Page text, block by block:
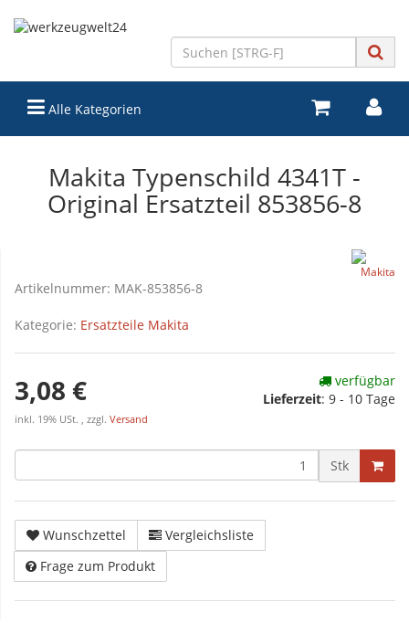
Alle Kategorien
Makita Typenschild 4341T -
Original Ersatzteil 853856-8
Artikelnummer: MAK-853856-8
Kategorie: Ersatzteile Makita
3,08 €
inkl. 19% USt. , zzgl. Versand
verfügbar
Lieferzeit: 9 - 10 Tage
Stk
Wunschzettel
Vergleichsliste
Frage zum Produkt